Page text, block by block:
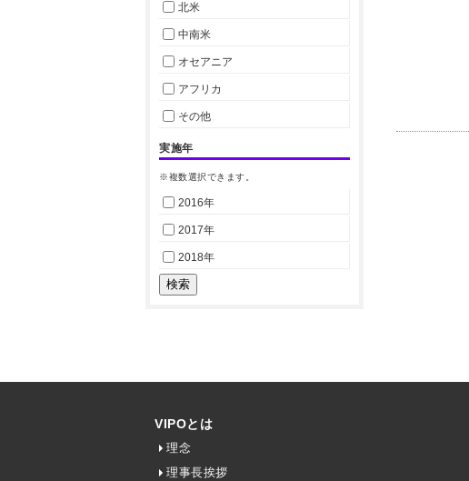
北米
中南米
オセアニア
アフリカ
その他
実施年
※複数選択できます。
2016年
2017年
2018年
VIPOとは
理念
理事長挨拶